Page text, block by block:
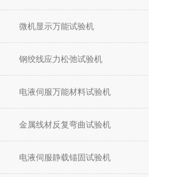
微机显示万能试验机
钢绞线应力松弛试验机
电液伺服万能材料试验机
金属线材反复弯曲试验机
电液伺服静载锚固试验机